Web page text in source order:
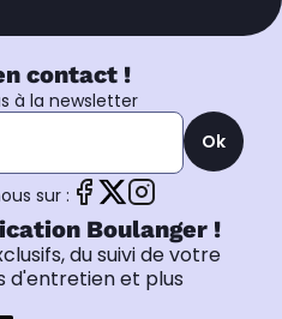
contact !
à la newsletter
Ok
sur :
Boulanger !
du suivi de votre
d'entretien et plus